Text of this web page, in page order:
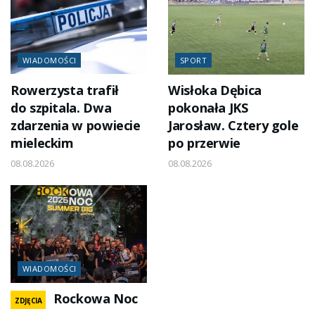
WIADOMOŚCI
Rowerzysta trafił
do szpitala. Dwa
zdarzenia w powiecie
mieleckim
08.08.2026
SPORT
Wisłoka Dębica
pokonała JKS
Jarosław. Cztery gole
po przerwie
08.08.2026
WIADOMOŚCI
ZDJĘCIA
Rockowa Noc